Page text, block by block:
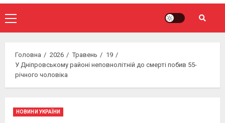
Primary
Menu
Головна 2026 Травень
19
У Дніпровському районі неповнолітній до смерті побив 55-
річного чоловіка
НОВИНИ УКРАЇНИ